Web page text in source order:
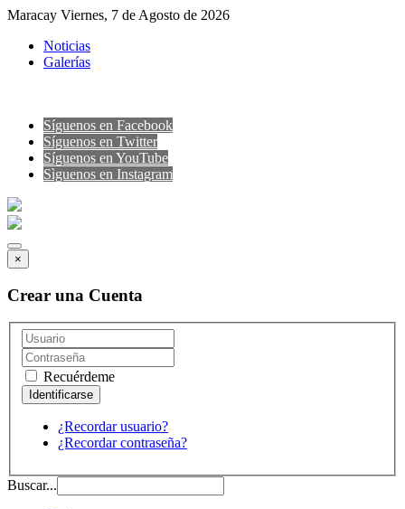
Maracay Viernes, 7 de Agosto de 2026
Noticias
Galerías
Síguenos en Facebook
Síguenos en Twitter
Síguenos en YouTube
Sìguenos en Instagram
×
Crear una Cuenta
Recuérdeme
¿Recordar usuario?
¿Recordar contraseña?
Buscar...